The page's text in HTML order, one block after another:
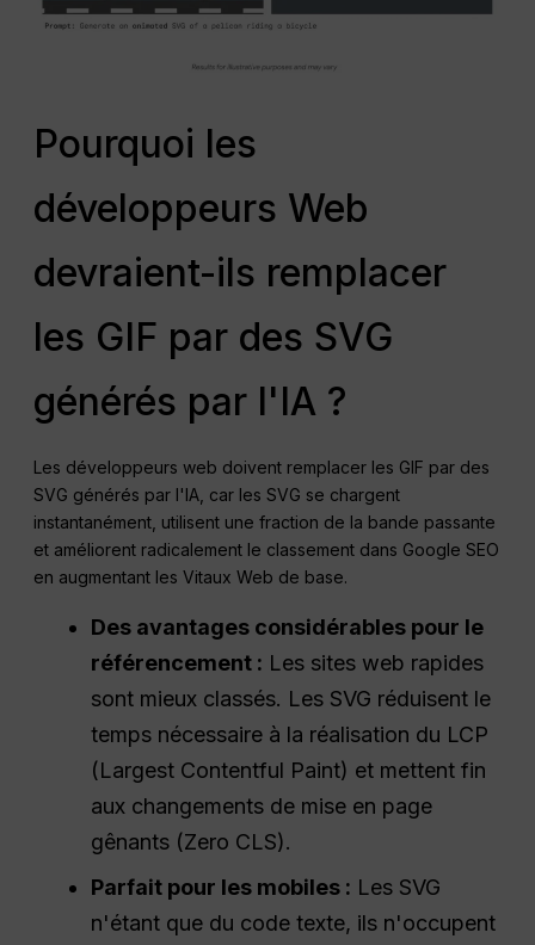
Pourquoi les
développeurs Web
devraient-ils remplacer
les GIF par des SVG
générés par l'IA ?
Les développeurs web doivent remplacer les GIF par des
SVG générés par l'IA, car les SVG se chargent
instantanément, utilisent une fraction de la bande passante
et améliorent radicalement le classement dans Google SEO
en augmentant les Vitaux Web de base.
Des avantages considérables pour le
référencement : Les sites web rapides
sont mieux classés. Les SVG réduisent le
temps nécessaire à la réalisation du LCP
(Largest Contentful Paint) et mettent fin
aux changements de mise en page
gênants (Zero CLS).
Parfait pour les mobiles : Les SVG
n'étant que du code texte, ils n'occupent